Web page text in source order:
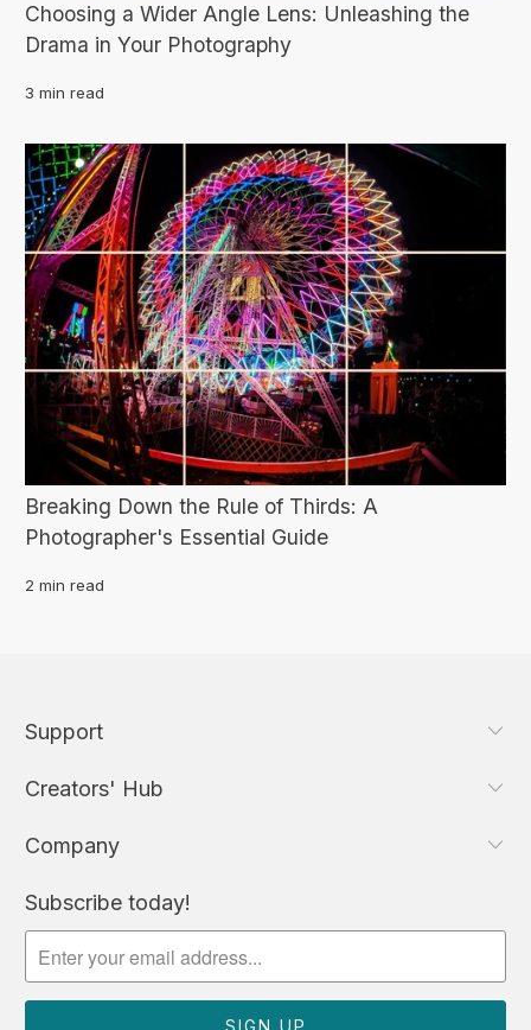
Choosing a Wider Angle Lens: Unleashing the
Drama in Your Photography
3 min read
Breaking Down the Rule of Thirds: A
Photographer's Essential Guide
2 min read
Support
Creators' Hub
Company
Subscribe today!